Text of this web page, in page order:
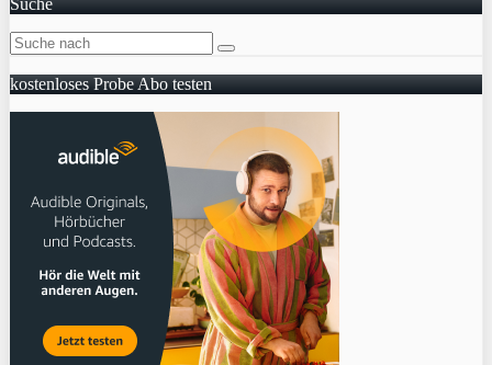
kostenloses Probe Abo testen